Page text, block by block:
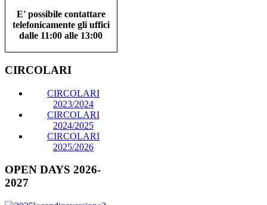
E' possibile contattare
telefonicamente gli uffici
dalle 11:00 alle 13:00
CIRCOLARI
CIRCOLARI
2023/2024
CIRCOLARI
2024/2025
CIRCOLARI
2025/2026
OPEN DAYS 2026-
2027